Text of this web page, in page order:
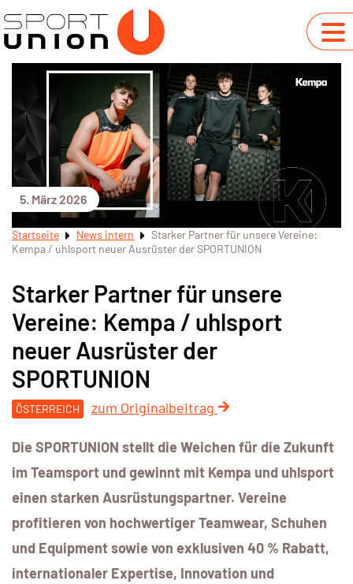
5. März 2026
Startseite News intern
Starker Partner für unsere Vereine:
Kempa / uhlsport neuer Ausrüster der SPORTUNION
Starker Partner für unsere
Vereine: Kempa / uhlsport
neuer Ausrüster der
SPORTUNION
ÖSTERREICH zum Originalbeitrag
Die SPORTUNION stellt die Weichen für die Zukunft
im Teamsport und gewinnt mit Kempa und uhlsport
einen starken Ausrüstungspartner. Vereine
profitieren von hochwertiger Teamwear, Schuhen
und Equipment sowie von exklusiven 40 % Rabatt,
internationaler Expertise, Innovation und